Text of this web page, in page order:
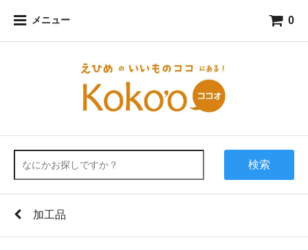
メニュー 0
検索
加工品